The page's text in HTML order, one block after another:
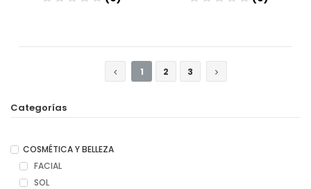
1
2 3
Categorías
COSMÉTICA Y BELLEZA
FACIAL
SOL